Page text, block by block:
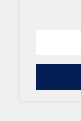
Подробнее об